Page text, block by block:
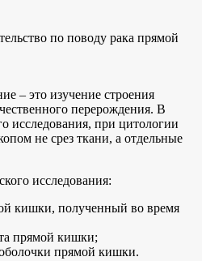
по поводу рака прямой
– это изучение строения
перерождения. В
исследования, при цитологии
не срез ткани, а отдельные
исследования:
кишки, полученный во время
прямой кишки;
прямой кишки.